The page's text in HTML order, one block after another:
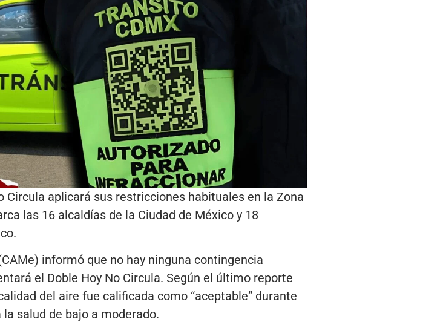
Circula aplicará sus restricciones habituales en la Zona
las 16 alcaldías de la Ciudad de México y 18
informó que no hay ninguna contingencia
el Doble Hoy No Circula. Según el último reporte
del aire fue calificada como “aceptable” durante
salud de bajo a moderado.